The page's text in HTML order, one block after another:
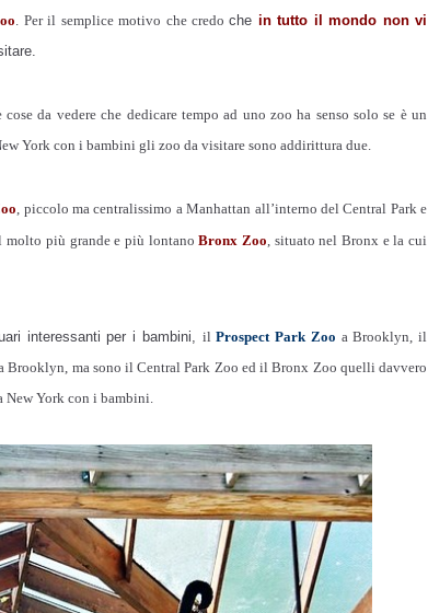
. Per il semplice motivo che credo che in tutto il mondo non vi
da vedere che dedicare tempo ad uno zoo ha senso solo se è un
York con i bambini gli zoo da visitare sono addirittura due.
, piccolo ma centralissimo a Manhattan all’interno del Central Park e
molto più grande e più lontanoBronx Zoo, situato nel Bronx e la cui
interessanti per i bambini, ilProspect Park Zoo a Brooklyn, il
Brooklyn, ma sono il Central Park Zoo ed il Bronx Zoo quelli davvero
New York con i bambini.